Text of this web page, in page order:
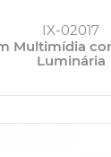
IX-02017
Multimídia
Luminária